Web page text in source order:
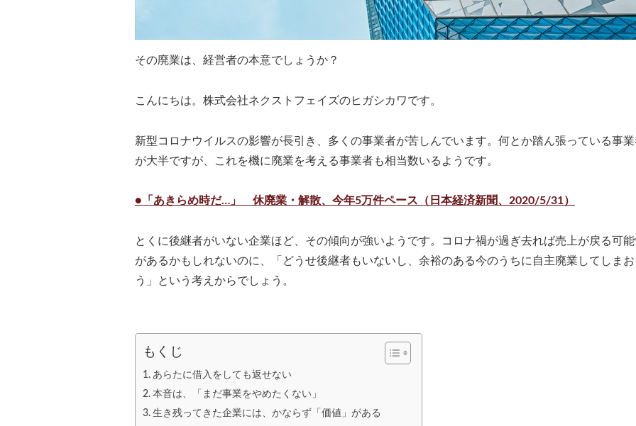
その廃業は、経営者の本意でしょうか？
こんにちは。株式会社ネクストフェイズのヒガシカワです。
新型コロナウイルスの影響が長引き、多くの事業者が苦しんでいます。何とか踏ん張っている事
が大半ですが、これを機に廃業を考える事業者も相当数いるようです。
●「あきらめ時だ…」 休廃業・解散、今年5万件ペース（日本経済新聞、2020/5/31）
とくに後継者がいない企業ほど、その傾向が強いようです。コロナ禍が過ぎ去れば売上が戻る可
があるかもしれないのに、「どうせ後継者もいないし、余裕のある今のうちに自主廃業してしまお
う」という考えからでしょう。
もくじ
あらたに借入をしても返せない
本音は、「まだ事業をやめたくない」
生き残ってきた企業には、かならず「価値」がある